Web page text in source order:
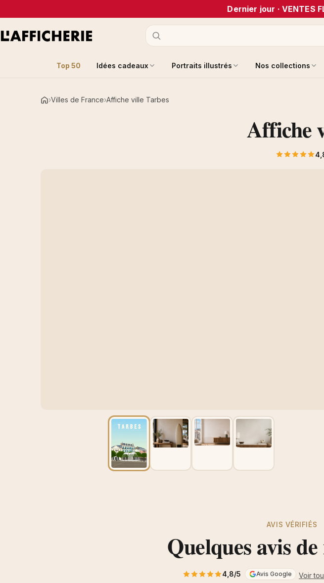
Dernier jour · VENTES
Top 50 Idées cadeaux Portraits illustrés Nos collections
Accueil
Villes de France Affiche ville Tarbes
Affiche
AVIS VÉRIFIÉS
Quelques avis
4,8/5 Avis Google Voir